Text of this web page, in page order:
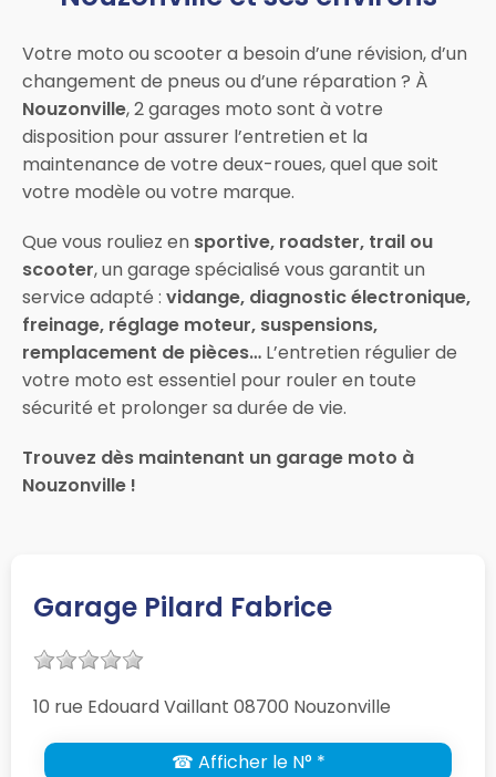
Votre moto ou scooter a besoin d’une révision, d’un
changement de pneus ou d’une réparation ? À
Nouzonville, 2 garages moto sont à votre
disposition pour assurer l’entretien et la
maintenance de votre deux-roues, quel que soit
votre modèle ou votre marque.
Que vous rouliez en sportive, roadster, trail ou
scooter, un garage spécialisé vous garantit un
service adapté : vidange, diagnostic électronique,
freinage, réglage moteur, suspensions,
remplacement de pièces… L’entretien régulier de
votre moto est essentiel pour rouler en toute
sécurité et prolonger sa durée de vie.
Trouvez dès maintenant un garage moto à
Nouzonville !
Garage Pilard Fabrice
10 rue Edouard Vaillant 08700 Nouzonville
☎ Afficher le N° *